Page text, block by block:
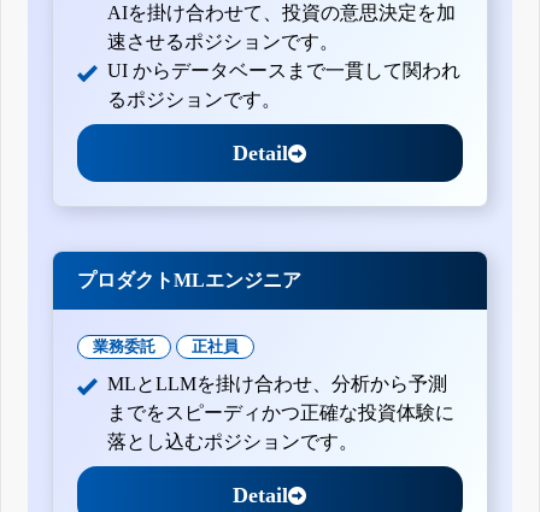
AIを掛け合わせて、投資の意思決定を加
速させるポジションです。
UI からデータベースまで一貫して関われ
るポジションです。
Detail
プロダクトMLエンジニア
業務委託 正社員
MLとLLMを掛け合わせ、分析から予測
までをスピーディかつ正確な投資体験に
落とし込むポジションです。
Detail